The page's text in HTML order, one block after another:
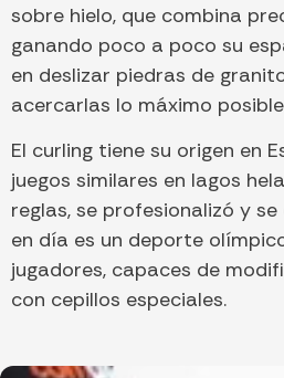
sobre hielo, que combina
ganando poco a poco su
en deslizar piedras de
acercarlas lo máximo
El curling tiene su origen en
juegos similares en lagos
reglas, se profesionalizó y
en día es un deporte
jugadores, capaces de
con cepillos especiales.